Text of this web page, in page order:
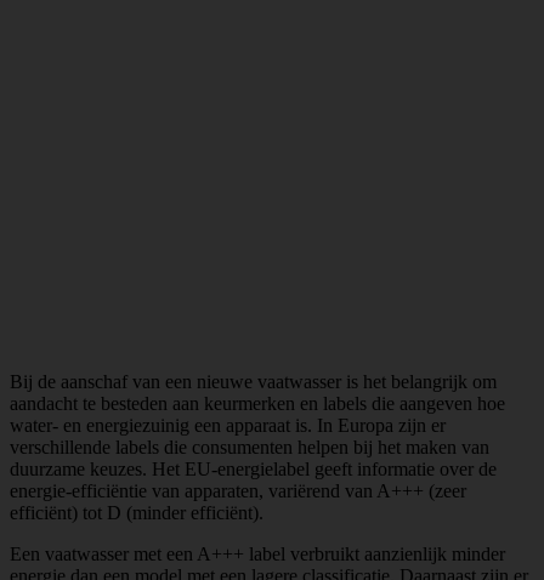
Bij de aanschaf van een nieuwe vaatwasser is het belangrijk om
aandacht te besteden aan keurmerken en labels die aangeven hoe
water- en energiezuinig een apparaat is. In Europa zijn er
verschillende labels die consumenten helpen bij het maken van
duurzame keuzes. Het EU-energielabel geeft informatie over de
energie-efficiëntie van apparaten, variërend van A+++ (zeer
efficiënt) tot D (minder efficiënt).
Een vaatwasser met een A+++ label verbruikt aanzienlijk minder
energie dan een model met een lagere classificatie. Daarnaast zijn er